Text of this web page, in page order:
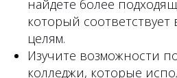
найдете более
который
целям.
Изучите возможности
колледжи, которые